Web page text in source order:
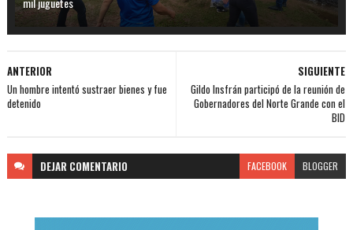
SIGUIENTE
Gildo Insfrán participó de la reunión de
Gobernadores del Norte Grande con el
BID
ANTERIOR
Un hombre intentó sustraer bienes y fue
detenido
DEJAR COMENTARIO FACEBOOK BLOGGER